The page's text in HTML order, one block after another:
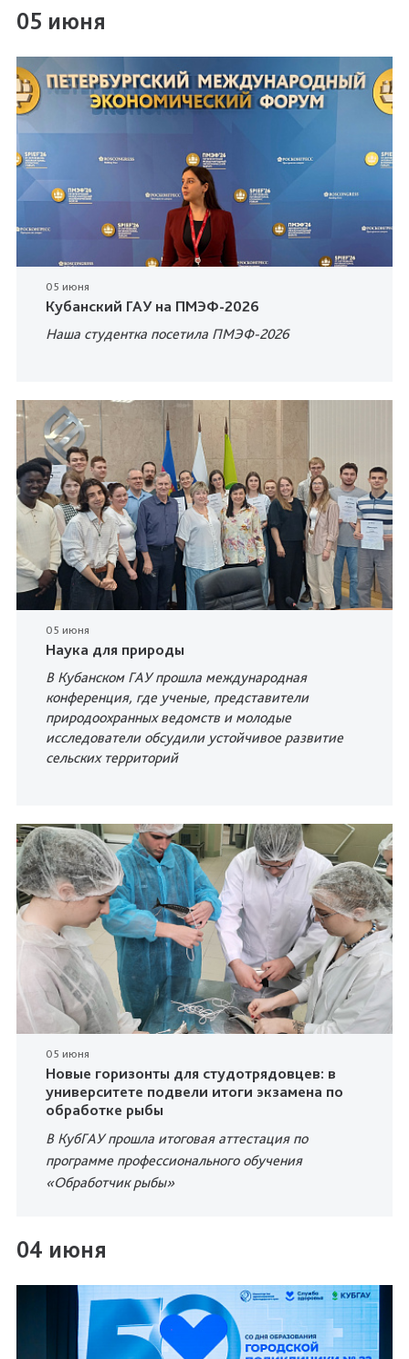
05 июня
05 июня
Кубанский ГАУ на ПМЭФ-2026
Наша студентка посетила ПМЭФ-2026
05 июня
Наука для природы
В Кубанском ГАУ прошла международная
конференция, где ученые, представители
природоохранных ведомств и молодые
исследователи обсудили устойчивое развитие
сельских территорий
05 июня
Новые горизонты для студотрядовцев: в
университете подвели итоги экзамена по
обработке рыбы
В КубГАУ прошла итоговая аттестация по
программе профессионального обучения
«Обработчик рыбы»
04 июня